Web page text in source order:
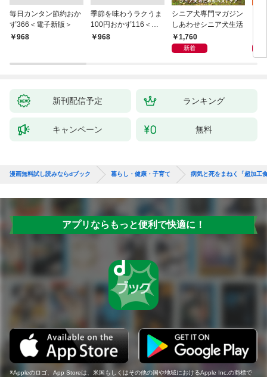
毎日カンタン節約おか
ず366＜電子新版＞
￥968
季節を味わうラクうま
100円おかず116＜電
子新版＞
￥968
シニア犬専門マガジン
しあわせシニア犬生活
1,760
新着
新刊配信予定 ランキング
キャンペーン 無料
漫画無料試し読みならdブック 暮らし・健康・子育て 病気と死をまねく「超加工
アプリならもっと便利で快適に！
Appleのロゴ、App Storeは、米国もしくはその他の国や地域におけるApple Inc.の商標で